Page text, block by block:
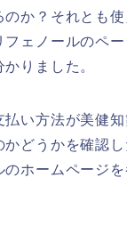
のか？それとも
フェノールのペ
りました。
払い方法が美健
どうかを確認
のホームページ